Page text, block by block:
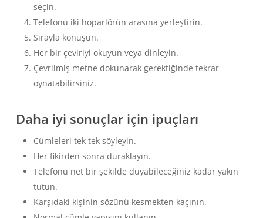
seçin.
Telefonu iki hoparlörün arasına yerleştirin.
Sırayla konuşun.
Her bir çeviriyi okuyun veya dinleyin.
Çevrilmiş metne dokunarak gerektiğinde tekrar
oynatabilirsiniz.
Daha iyi sonuçlar için ipuçları
Cümleleri tek tek söyleyin.
Her fikirden sonra duraklayın.
Telefonu net bir şekilde duyabileceğiniz kadar yakın
tutun.
Karşıdaki kişinin sözünü kesmekten kaçının.